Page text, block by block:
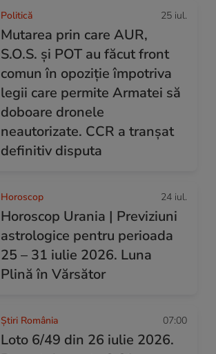
Politică 25 iul.
Mutarea prin care AUR,
S.O.S. și POT au făcut front
comun în opoziție împotriva
legii care permite Armatei să
doboare dronele
neautorizate. CCR a tranșat
definitiv disputa
Horoscop 24 iul.
Horoscop Urania | Previziuni
astrologice pentru perioada
25 – 31 iulie 2026. Luna
Plină în Vărsător
Știri România 07:00
Loto 6/49 din 26 iulie 2026.